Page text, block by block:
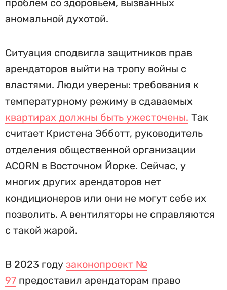
проблем со здоровьем, вызванных
аномальной духотой.
Ситуация сподвигла защитников прав
арендаторов выйти на тропу войны с
властями. Люди уверены: требования к
температурному режиму в сдаваемых
квартирах должны быть ужесточены. Так
считает Кристена Эбботт, руководитель
отделения общественной организации
ACORN в Восточном Йорке. Сейчас, у
многих других арендаторов нет
кондиционеров или они не могут себе их
позволить. А вентиляторы не справляются
с такой жарой.
В 2023 году законопроект №
97 предоставил арендаторам право